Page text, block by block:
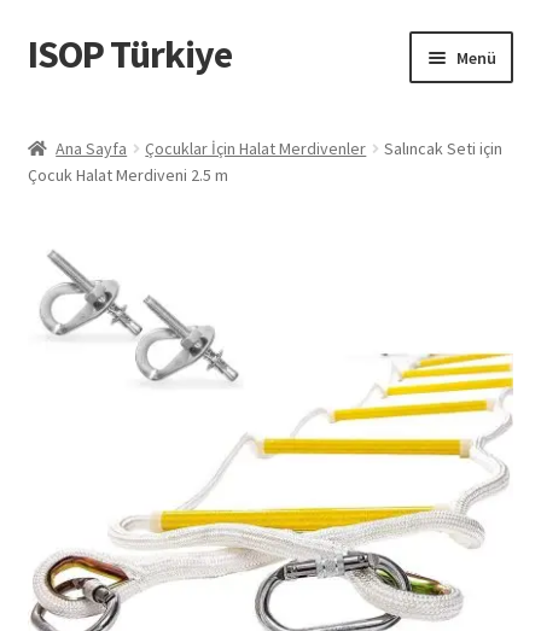
Dolaşıma
geç
İçeriğe
geç
ISOP Türkiye Menü
Spor ve Açık Hava
Toptan Satış
Bizimle iletişime geçin
Politikası
Ana Sayfa Çocuklar İçin Halat Merdivenler
Salıncak Seti için
Çocuk Halat Merdiveni 2.5 m